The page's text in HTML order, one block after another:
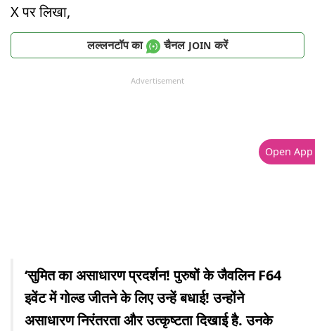
X पर लिखा,
लल्लनटॉप का चैनल JOIN करें
Advertisement
‘सुमित का असाधारण प्रदर्शन! पुरुषों के जैवलिन F64
इवेंट में गोल्ड जीतने के लिए उन्हें बधाई! उन्होंने
असाधारण निरंतरता और उत्कृष्टता दिखाई है. उनके
Open App